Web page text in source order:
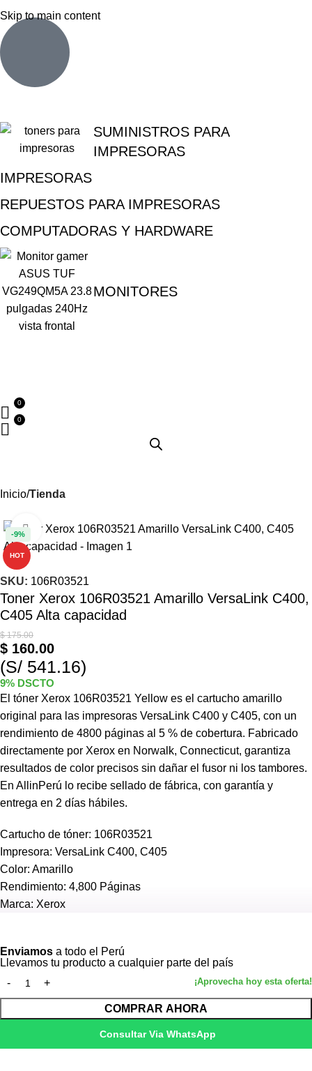
Skip to main content
SUMINISTROS PARA
IMPRESORAS
IMPRESORAS
REPUESTOS PARA IMPRESORAS
COMPUTADORAS Y HARDWARE
MONITORES
Inicio Tienda
-9%
HOT
Haga clic para ampliar
SKU: 106R03521
Toner Xerox 106R03521 Amarillo VersaLink C400,
C405 Alta capacidad
$175.00
$ 160.00
(S/ 541.16)
9% DSCTO
El tóner Xerox 106R03521 Yellow es el cartucho amarillo
original para las impresoras VersaLink C400 y C405, con un
rendimiento de 4800 páginas al 5 % de cobertura. Fabricado
directamente por Xerox en Norwalk, Connecticut, garantiza
resultados de color precisos sin dañar el fusor ni los tambores.
En AllinPerú lo recibe sellado de fábrica, con garantía y
entrega en 2 días hábiles.
Cartucho de tóner: 106R03521
Impresora: VersaLink C400, C405
Color: Amarillo
Rendimiento: 4,800 Páginas
Marca: Xerox
Enviamos a todo el Perú
Llevamos tu producto a cualquier parte del país
COMPRAR AHORA
Consultar Via WhatsApp